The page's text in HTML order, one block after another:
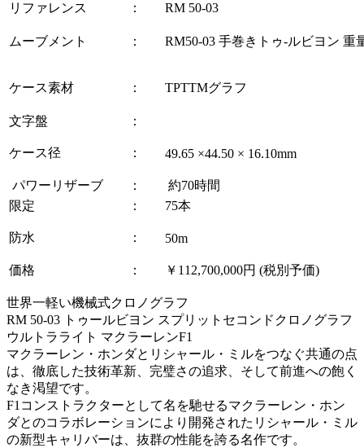
リファレンス ： RM 50-03
ムーブメント ： RM50-03 手巻きトゥ-ルビヨン 重
ケース素材 ： TPTTMグラフ
文字盤 ：
ケース径 ： 49.65 ×44.50 × 16.10mm
パワーリザーブ ：
約70時間
限定
： 75本
防水 ： 50m
価格 ： ￥112,700,000円 (税別予価)
世界一軽い機械式クロノグラフ
RM 50-03 トゥールビヨン スプリットセコンドクロノグラフ
ウルトラライト マクラーレンF1
マクラーレン・ホンダとリシャール・ミルをつなぐ共通の点
は、徹底した技術革新、完璧さの追求、そして前進への飽く
なき渇望です。
F1コンストラクターとして名を馳せるマクラーレン・ホン
ダとのコラボレーションにより開発されたリシャール・ミル
の新型キャリバーは、抜群の性能を誇る名作です。